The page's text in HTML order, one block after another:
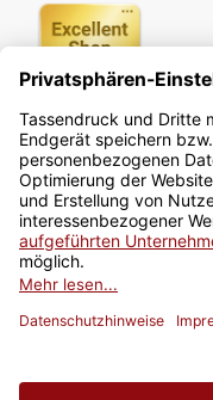
Newsletter